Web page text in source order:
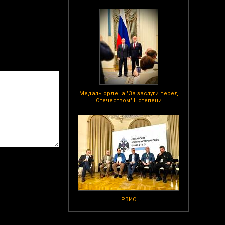
Медаль ордена "За заслуги перед
Отечеством" II степени
РВИО